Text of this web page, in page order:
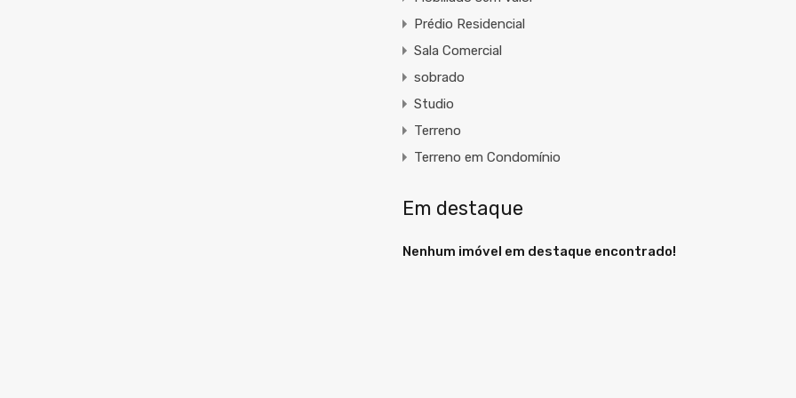
Prédio Residencial
Sala Comercial
sobrado
Studio
Terreno
Terreno em Condomínio
Em destaque
Nenhum imóvel em destaque encontrado!